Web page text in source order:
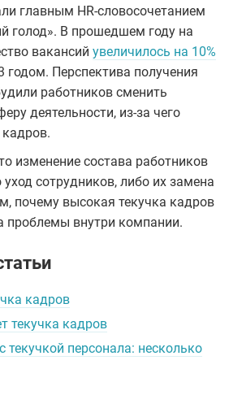
главным HR-словосочетанием
голод». В прошедшем году на
вакансий увеличилось на 10%
годом. Перспектива получения
работников сменить
деятельности, из-за чего
кадров.
изменение состава работников
сотрудников, либо их замена
почему высокая текучка кадров
проблемы внутри компании.
кадров
текучка кадров
текучкой персонала: несколько